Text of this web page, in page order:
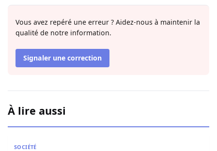
Vous avez repéré une erreur ? Aidez-nous à maintenir la
qualité de notre information.
Signaler une correction
À lire aussi
SOCIÉTÉ